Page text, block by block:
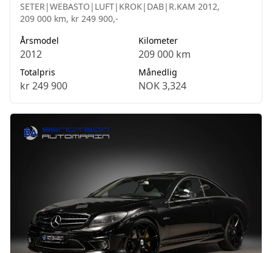
SETER|WEBASTO|LUFT|KROK|DAB|R.KAM 2012,
209 000 km, kr 249 900,-
Årsmodel
2012
Kilometer
209 000 km
Totalpris
kr 249 900
Månedlig
NOK 3,324